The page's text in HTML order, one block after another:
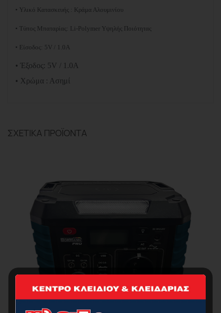
• Υλικό Κατασκευής : Κράμα Αλουμινίου
• Τύπος Μπαταρίας: Li-Polymer Υψηλής Ποιότητας
• Είσοδος: 5V / 1.0A
• Έξοδος: 5V / 1.0A
• Χρώμα : Ασημί
ΣΧΕΤΙΚΆ ΠΡΟΪΌΝΤΑ